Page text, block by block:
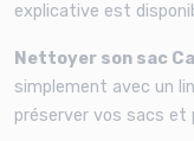
explicative est
Nettoyer son sac
simplement avec un
préserver vos sacs et